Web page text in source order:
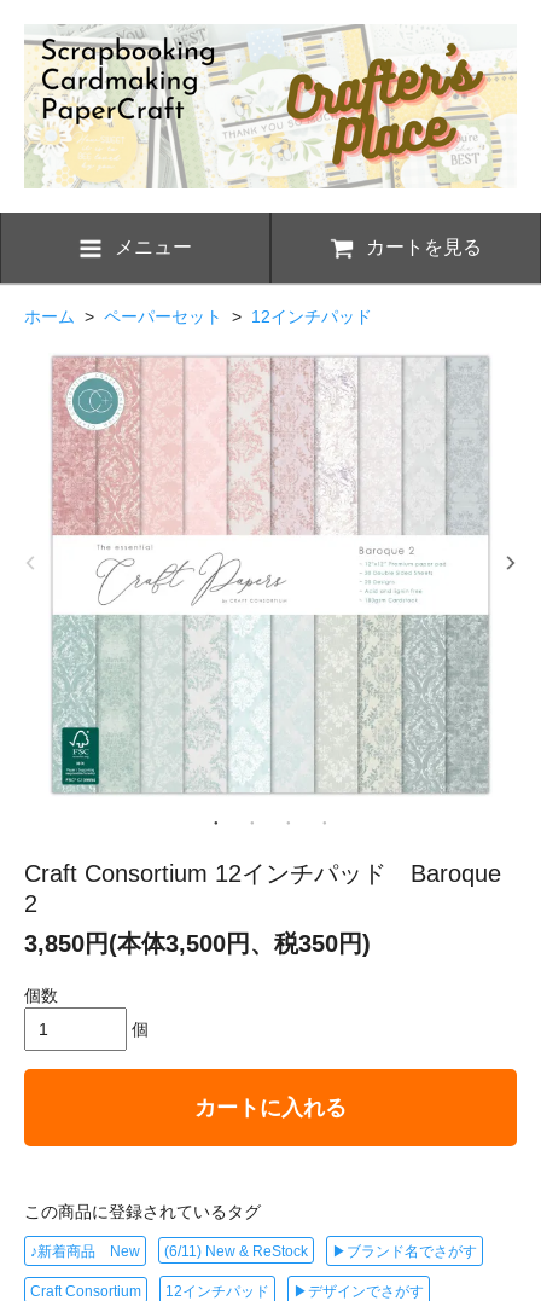
メニュー カートを見る
ホーム > ペーパーセット > 12インチパッド
Craft Consortium 12インチパッド Baroque
2
3,850円(本体3,500円、税350円)
個数
個
カートに入れる
この商品に登録されているタグ
♪新着商品 New (6/11) New & ReStock ▶ブランド名でさがす
Craft Consortium 12インチパッド ▶デザインでさがす